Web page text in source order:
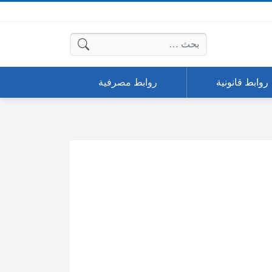
البحث عن:
روابط قانونية روابط مصرفية